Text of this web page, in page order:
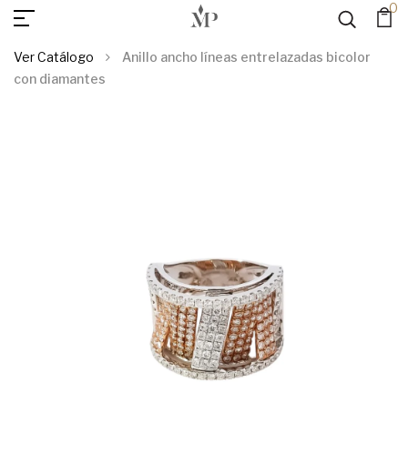
0
Ver Catálogo
Anillo ancho líneas entrelazadas bicolor
con diamantes
AGREGAR AL